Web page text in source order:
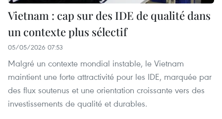
Vietnam : cap sur des IDE de qualité dans
un contexte plus sélectif
05/05/2026 07:53
Malgré un contexte mondial instable, le Vietnam
maintient une forte attractivité pour les IDE, marquée par
des flux soutenus et une orientation croissante vers des
investissements de qualité et durables.